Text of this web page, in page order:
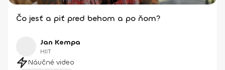
Čo jesť a piť pred behom a po ňom?
Jan Kempa
HIIT
Náučné video